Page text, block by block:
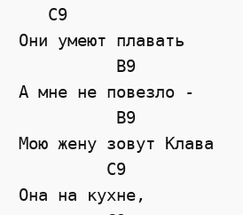
   C9
Они умеют плавать
          B9
А мне не повезло -
          B9
Мою жену зовут Клава
         C9
Она на кухне,